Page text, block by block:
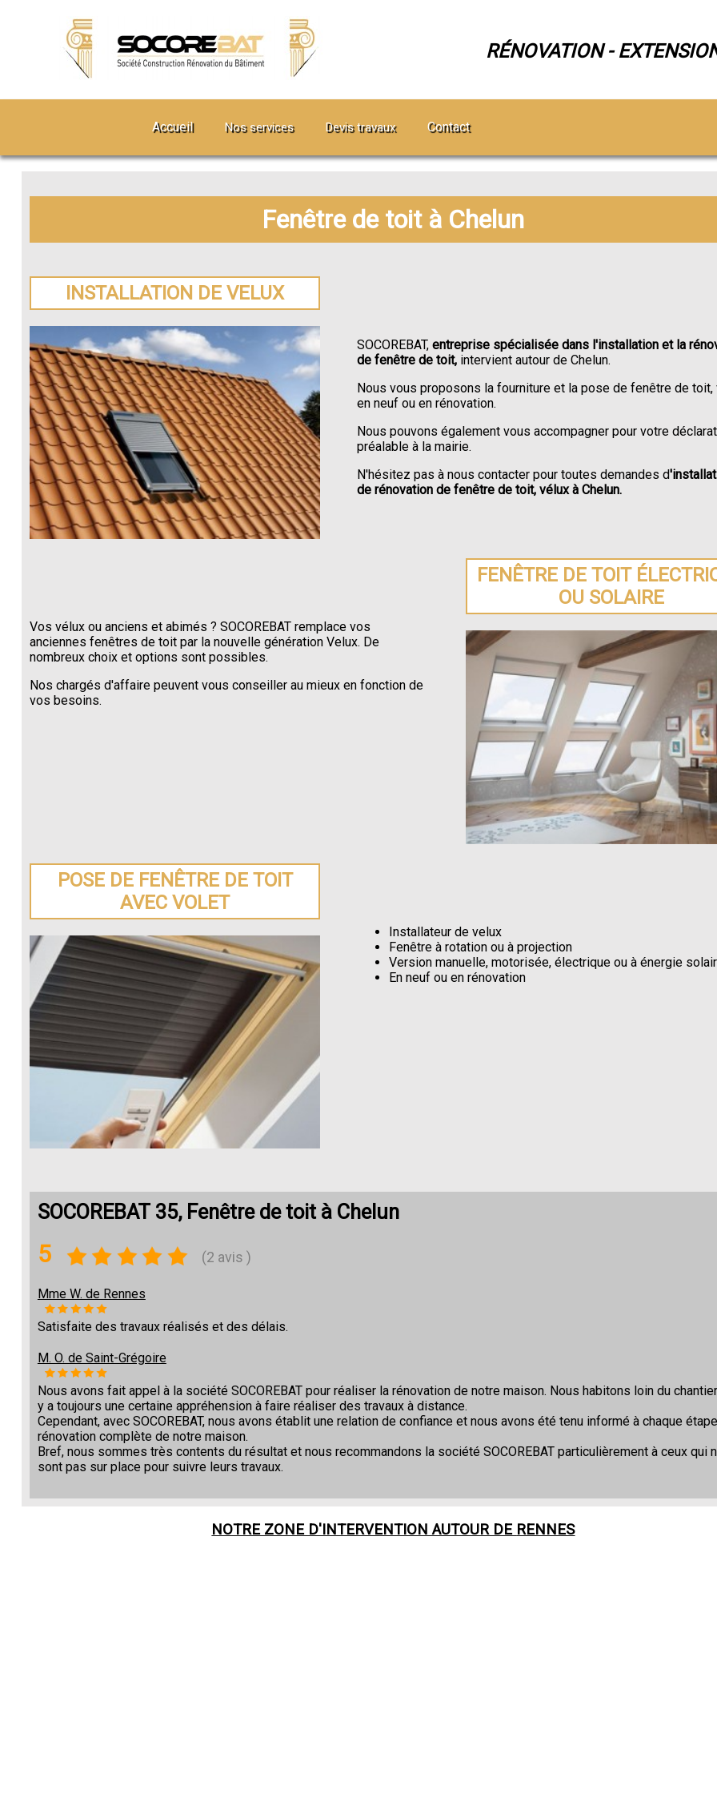
RÉNOVATION -
Accueil Nos services Devis travaux Contact
Fenêtre de toit à Chelun
INSTALLATION DE VELUX
SOCOREBAT, entreprise spécialisée dans l'installation et la
de fenêtre de toit, intervient autour de Chelun.
Nous vous proposons la fourniture et la pose de fenêtre de toit,
en neuf ou en rénovation.
Nous pouvons également vous accompagner pour votre
préalable à la mairie.
N'hésitez pas à nous contacter pour toutes demandes d
de rénovation de fenêtre de toit, vélux à Chelun.
FENÊTRE DE TOIT
OU SOLAIRE
Vos vélux ou anciens et abimés ? SOCOREBAT remplace vos
anciennes fenêtres de toit par la nouvelle génération Velux. De
nombreux choix et options sont possibles.
Nos chargés d'affaire peuvent vous conseiller au mieux en fonction de
vos besoins.
POSE DE FENÊTRE DE TOIT
AVEC VOLET
Installateur de velux
Fenêtre à rotation ou à projection
Version manuelle, motorisée, électrique ou à énergie
En neuf ou en rénovation
SOCOREBAT 35, Fenêtre de toit à Chelun
5 (2 avis )
Mme W. de Rennes
Satisfaite des travaux réalisés et des délais.
M. O. de Saint-Grégoire
Nous avons fait appel à la société SOCOREBAT pour réaliser la rénovation de notre maison. Nous habitons loin du
y a toujours une certaine appréhension à faire réaliser des travaux à distance.
Cependant, avec SOCOREBAT, nous avons établit une relation de confiance et nous avons été tenu informé à chaque
rénovation complète de notre maison.
Bref, nous sommes très contents du résultat et nous recommandons la société SOCOREBAT particulièrement à ceux qui
sont pas sur place pour suivre leurs travaux.
NOTRE ZONE D'INTERVENTION AUTOUR DE RENNES